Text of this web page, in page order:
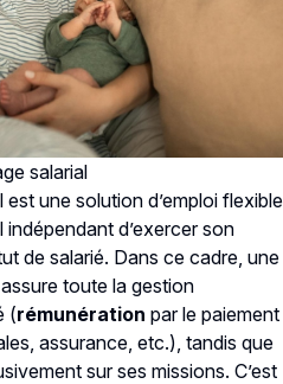
salarial
une solution d’emploi flexible
d’exercer son
de salarié. Dans ce cadre, une
toute la gestion
(rémunération par le paiement
assurance, etc.), tandis que
sur ses missions. C’est